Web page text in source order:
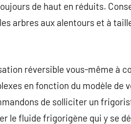
de haut en réduits.
arbres aux alentours et à
réversible vous-même à
en fonction du modèle
de solliciter un
le fluide frigorigène qui y se